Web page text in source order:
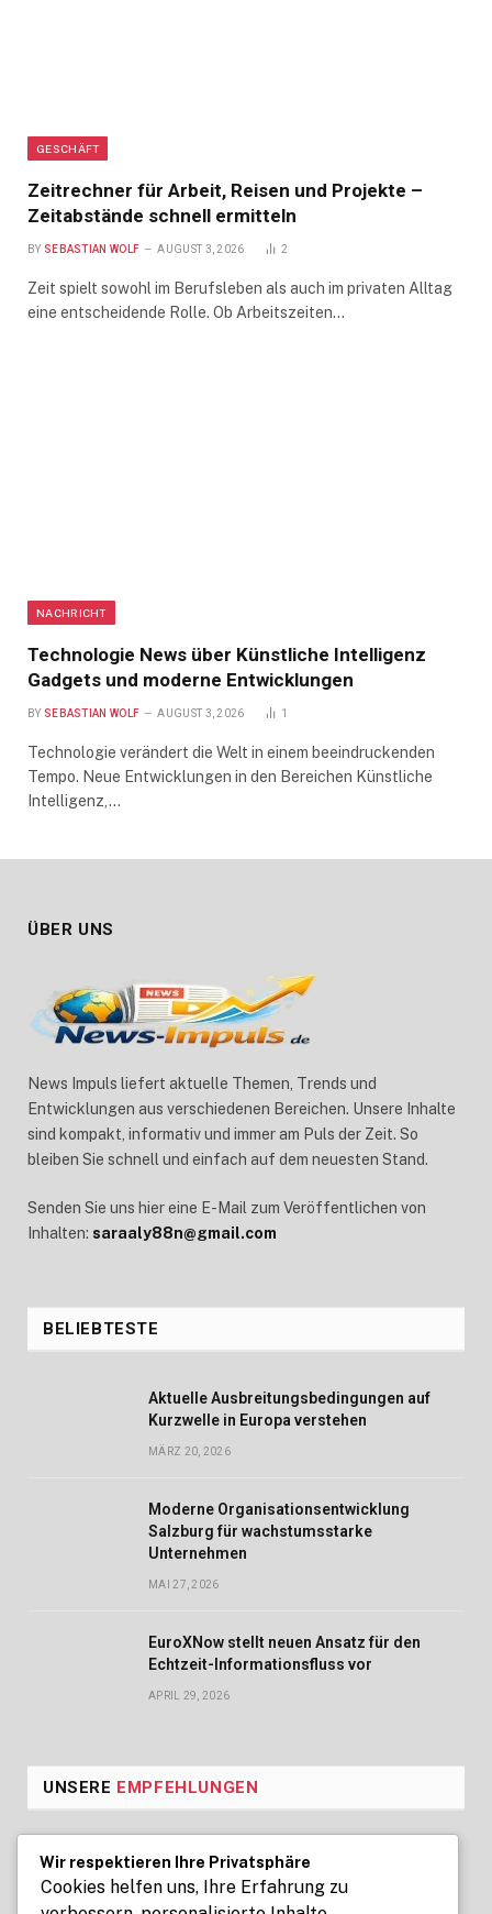
GESCHÄFT
Zeitrechner für Arbeit, Reisen und Projekte –
Zeitabstände schnell ermitteln
BY SEBASTIAN WOLF AUGUST 3, 2026 2
Zeit spielt sowohl im Berufsleben als auch im privaten Alltag
eine entscheidende Rolle. Ob Arbeitszeiten…
NACHRICHT
Technologie News über Künstliche Intelligenz
Gadgets und moderne Entwicklungen
BY SEBASTIAN WOLF AUGUST 3, 2026 1
Technologie verändert die Welt in einem beeindruckenden
Tempo. Neue Entwicklungen in den Bereichen Künstliche
Intelligenz,…
ÜBER UNS
News Impuls liefert aktuelle Themen, Trends und
Entwicklungen aus verschiedenen Bereichen. Unsere Inhalte
sind kompakt, informativ und immer am Puls der Zeit. So
bleiben Sie schnell und einfach auf dem neuesten Stand.
Senden Sie uns hier eine E-Mail zum Veröffentlichen von
Inhalten: saraaly88n@gmail.com
BELIEBTESTE
Aktuelle Ausbreitungsbedingungen auf
Kurzwelle in Europa verstehen
MÄRZ 20, 2026
Moderne Organisationsentwicklung
Salzburg für wachstumsstarke
Unternehmen
MAI 27, 2026
EuroXNow stellt neuen Ansatz für den
Echtzeit-Informationsfluss vor
APRIL 29, 2026
UNSERE EMPFEHLUNGEN
Seoul Business Trip Massage for
Professional Relaxation Services
AUGUST 7, 2026
Wir respektieren Ihre Privatsphäre
Cookies helfen uns, Ihre Erfahrung zu